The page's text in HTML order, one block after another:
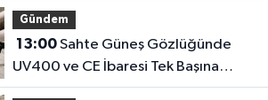
Gündem
13:00Sahte Güneş Gözlüğünde
UV400 ve CE İbaresi Tek Başına
Yeterli mi?